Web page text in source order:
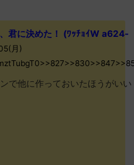
君に決めた！ (ﾜｯﾁｮｲW a624-
月)
で他に作っておいたほうがいい